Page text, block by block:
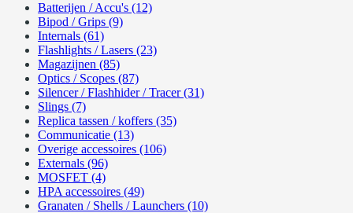
Batterijen / Accu's (12)
Bipod / Grips (9)
Internals (61)
Flashlights / Lasers (23)
Magazijnen (85)
Optics / Scopes (87)
Silencer / Flashhider / Tracer (31)
Slings (7)
Replica tassen / koffers (35)
Communicatie (13)
Overige accessoires (106)
Externals (96)
MOSFET (4)
HPA accessoires (49)
Granaten / Shells / Launchers (10)